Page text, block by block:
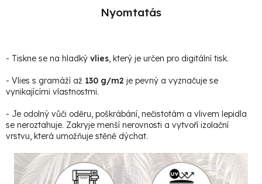
Nyomtatás
- Tiskne se na hladký vlies, který je určen pro digitální tisk.
- Vlies s gramáží až 130 g/m2 je pevný a vyznačuje se
vynikajícími vlastnostmi.
- Je odolný vůči oděru, poškrábání, nečistotám a vlivem lepidla
se neroztahuje. Zakryje menší nerovnosti a vytvoří izolační
vrstvu, která umožňuje stěně dýchat.